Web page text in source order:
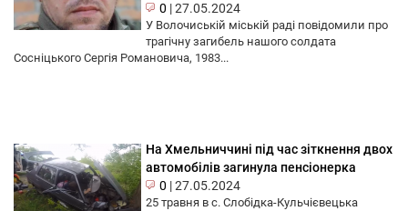
0 |27.05.2024
У Волочиській міській раді повідомили про
трагічну загибель нашого солдата
Сосніцького Сергія Романовича, 1983...
На Хмельниччині під час зіткнення двох
автомобілів загинула пенсіонерка
0 |27.05.2024
25 травня в с. Слобідка-Кульчієвецька